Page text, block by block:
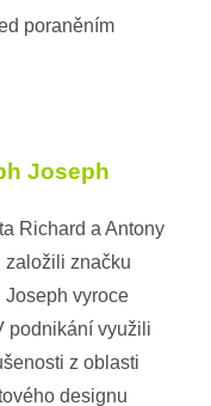
poraněním
Joseph
Richard a Antony
založili značku
Joseph vyroce
podnikání využili
z oblasti
designu